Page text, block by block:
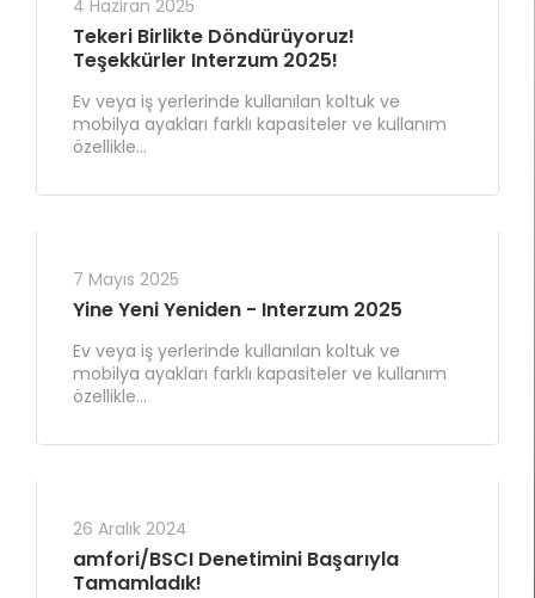
4 Haziran 2025
Tekeri Birlikte Döndürüyoruz!
Teşekkürler Interzum 2025!
Ev veya iş yerlerinde kullanılan koltuk ve
mobilya ayakları farklı kapasiteler ve kullanım
özellikle...
7 Mayıs 2025
Yine Yeni Yeniden - Interzum 2025
Ev veya iş yerlerinde kullanılan koltuk ve
mobilya ayakları farklı kapasiteler ve kullanım
özellikle...
26 Aralık 2024
amfori/BSCI Denetimini Başarıyla
Tamamladık!